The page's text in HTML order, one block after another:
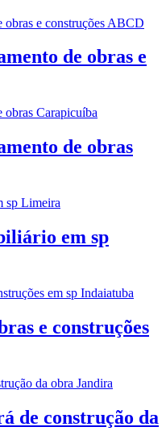
de obras e
de obras
em sp
e construções
de construção da